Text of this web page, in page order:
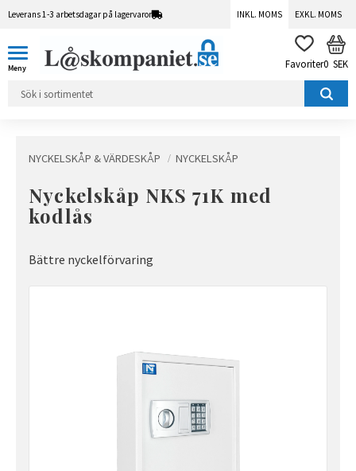
Leverans 1-3 arbetsdagar på lagervaror INKL. MOMS EXKL. MOMS
FAVORITER
0 SEK
NYCKELSKÅP & VÄRDESKÅP NYCKELSKÅP
Nyckelskåp NKS 71K med
kodlås
Bättre nyckelförvaring